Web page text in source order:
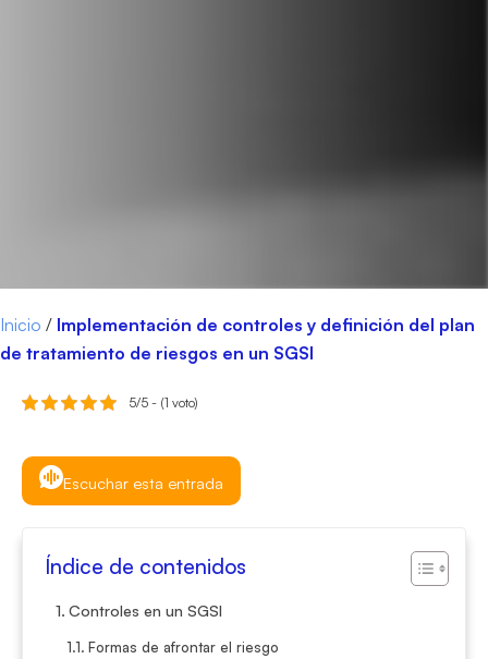
Inicio / Implementación de controles y definición del plan
de tratamiento de riesgos en un SGSI
5/5 - (1 voto)
Escuchar esta entrada
Índice de contenidos
Controles en un SGSI
Formas de afrontar el riesgo